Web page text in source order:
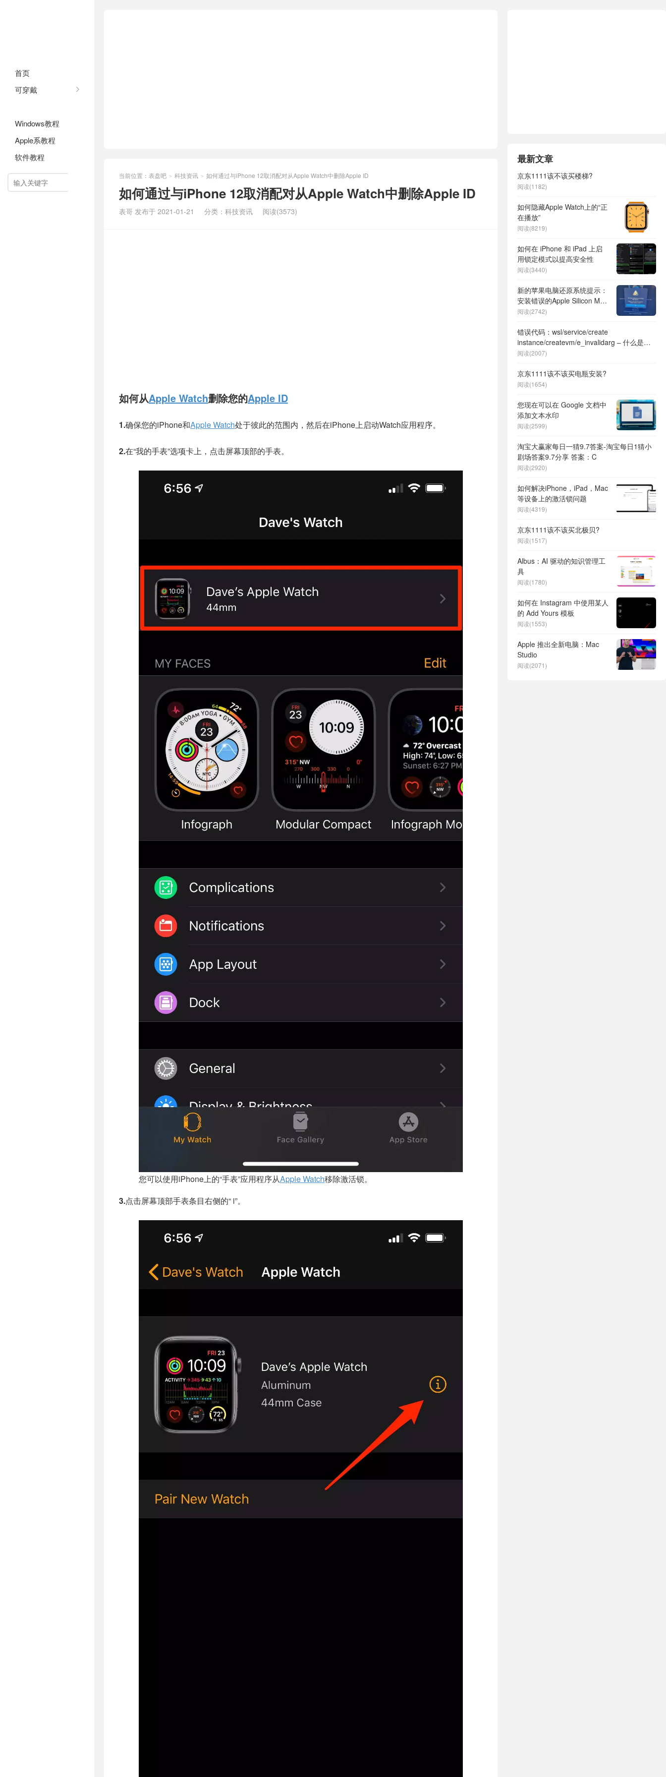
首页
可穿戴
Windows教程
Apple系教程
软件教程
当前位置： 表盘吧 > 科技资讯 > 如何通过与iPhone 12取消配对从Apple Watch中删除Apple ID
如何通过与iPhone 12取消配对从Apple Watch中删除Apple ID
表哥 发布于 2021-01-21 分类： 科技资讯 阅读(3573)
如何从Apple Watch删除您的Apple ID
1.确保您的iPhone和Apple Watch处于彼此的范围内，然后在iPhone上启动Watch应用程序。
2.在“我的手表”选项卡上，点击屏幕顶部的手表。
您可以使用iPhone上的“手表”应用程序从Apple Watch移除激活锁。
3.点击屏幕顶部手表条目右侧的“ i”。
最新文章
京东1111该不该买楼梯?
阅读(1182)
如何隐藏Apple Watch上的“正
在播放”
阅读(8219)
如何在 iPhone 和 iPad 上启
用锁定模式以提高安全性
阅读(3440)
新的苹果电脑还原系统提示：
安装错误的Apple Silicon M1
Mac
阅读(2742)
错误代码：wsl/service/create
instance/createvm/e_invalidarg – 什么是，
如何修复
阅读(2007)
京东1111该不该买电瓶安装?
阅读(1654)
您现在可以在 Google 文档中
添加文本水印
阅读(2599)
淘宝大赢家每日一猜9.7答案-淘宝每日1猜小
剧场答案9.7分享 答案：C
阅读(2920)
如何解决iPhone，iPad，Mac
等设备上的激活锁问题
阅读(4319)
京东1111该不该买北极贝?
阅读(1517)
Albus：AI 驱动的知识管理工
具
阅读(1780)
如何在 Instagram 中使用某人
的 Add Yours 模板
阅读(1553)
Apple 推出全新电脑：Mac
Studio
阅读(2071)